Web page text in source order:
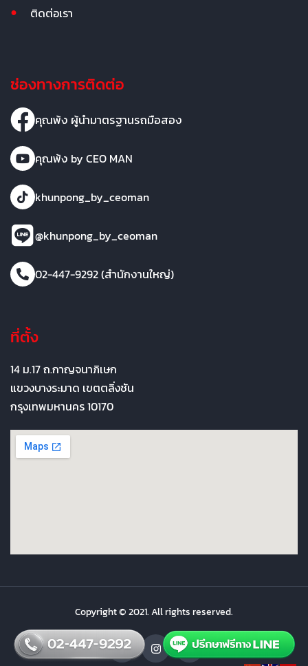
ติดต่อเรา
ช่องทางการติดต่อ
คุณพ้ง ผู้นำมาตรฐานรถมือสอง
คุณพ้ง by CEO MAN
khunpong_by_ceoman
@khunpong_by_ceoman
02-447-9292 (สำนักงานใหญ่)
ที่ตั้ง
14 ม.17 ถ.กาญจนาภิเษก
แขวงบางระมาด เขตตลิ่งชัน
กรุงเทพมหานคร 10170
Copyright © 2021. All rights reserved.